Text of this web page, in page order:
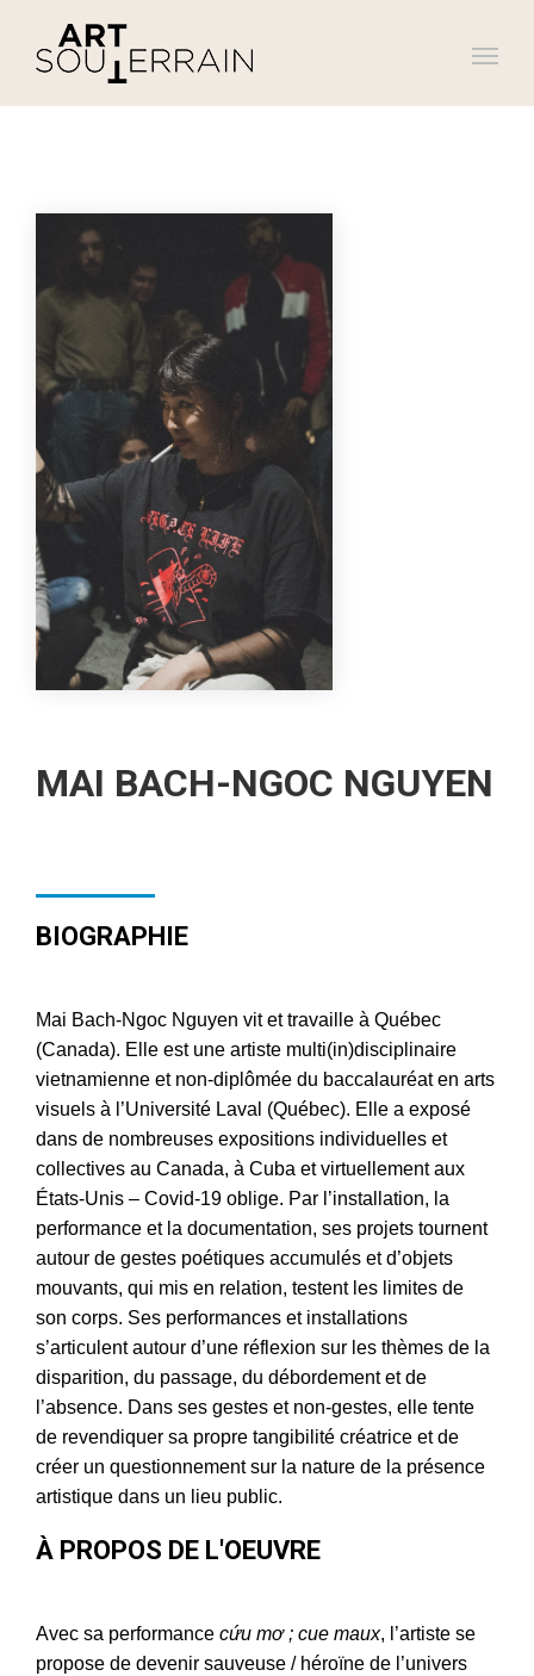
MAI BACH-NGOC NGUYEN
BIOGRAPHIE
Mai Bach-Ngoc Nguyen vit et travaille à Québec
(Canada). Elle est une artiste multi(in)disciplinaire
vietnamienne et non-diplômée du baccalauréat en arts
visuels à l’Université Laval (Québec). Elle a exposé
dans de nombreuses expositions individuelles et
collectives au Canada, à Cuba et virtuellement aux
États-Unis – Covid-19 oblige. Par l’installation, la
performance et la documentation, ses projets tournent
autour de gestes poétiques accumulés et d’objets
mouvants, qui mis en relation, testent les limites de
son corps. Ses performances et installations
s’articulent autour d’une réflexion sur les thèmes de la
disparition, du passage, du débordement et de
l’absence. Dans ses gestes et non-gestes, elle tente
de revendiquer sa propre tangibilité créatrice et de
créer un questionnement sur la nature de la présence
artistique dans un lieu public.
À PROPOS DE L'OEUVRE
Avec sa performance cứu mơ ; cue maux, l’artiste se
propose de devenir sauveuse / héroïne de l’univers